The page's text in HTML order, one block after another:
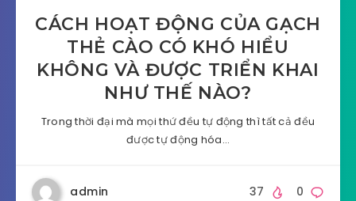
CÁCH HOẠT ĐỘNG CỦA GẠCH
THẺ CÀO CÓ KHÓ HIỂU
KHÔNG VÀ ĐƯỢC TRIỂN KHAI
NHƯ THẾ NÀO?
Trong thời đại mà mọi thứ đều tự động thì tất cả đều
được tự động hóa…
admin 0
37